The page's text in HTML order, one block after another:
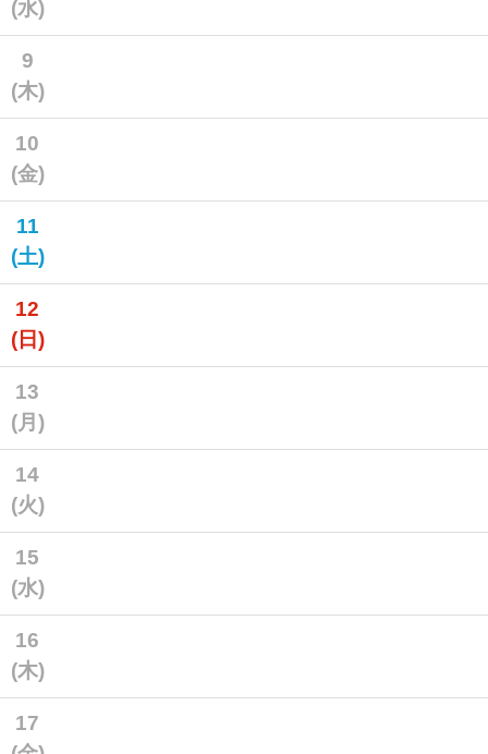
(水)
9
(木)
10
(金)
11
(土)
12
(日)
13
(月)
14
(火)
15
(水)
16
(木)
17